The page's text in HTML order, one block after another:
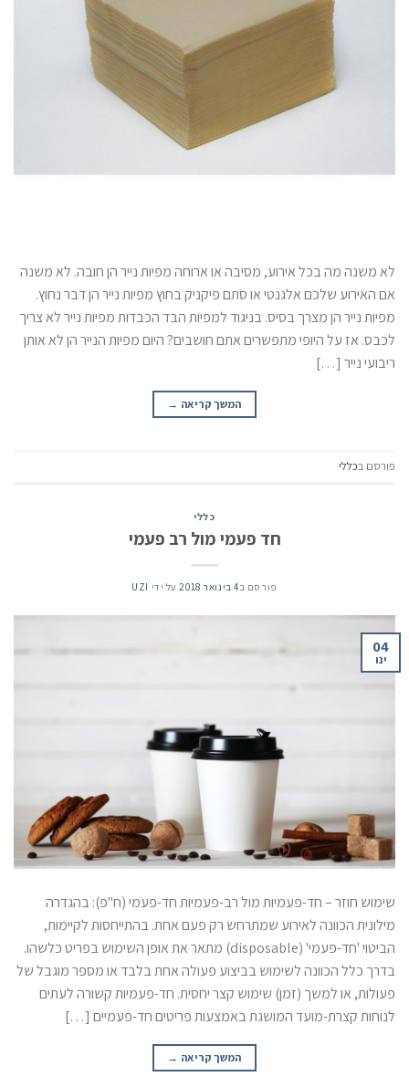
לא משנה מה בכל אירוע, מסיבה או ארוחה מפיות נייר הן חובה. לא משנה
אם האירוע שלכם אלגנטי או סתם פיקניק בחוץ מפיות נייר הן דבר נחוץ.
מפיות נייר הן מצרך בסיס. בניגוד למפיות הבד הכבדות מפיות נייר לא צריך
לכבס. אז על היופי מתפשרים אתם חושבים? היום מפיות הנייר הן לא אותן
ריבועי נייר […]
המשך קריאה →
פורסם בכללי
כללי
חד פעמי מול רב פעמי
פורסם ב4 בינואר 2018 על ידי UZI
04
ינו
שימוש חוזר – חד-פעמיות מול רב-פעמיות חד-פעמי (ח"פ): בהגדרה
מילונית הכוונה לאירוע שמתרחש רק פעם אחת. בהתייחסות לקיימות,
הביטוי 'חד-פעמי' (disposable) מתאר את אופן השימוש בפריט כלשהו.
בדרך כלל הכוונה לשימוש בביצוע פעולה אחת בלבד או מספר מוגבל של
פעולות, או למשך (זמן) שימוש קצר יחסית. חד-פעמיות קשורה לעתים
לנוחות קצרת-מועד המושגת באמצעות פריטים חד-פעמיים […]
המשך קריאה →